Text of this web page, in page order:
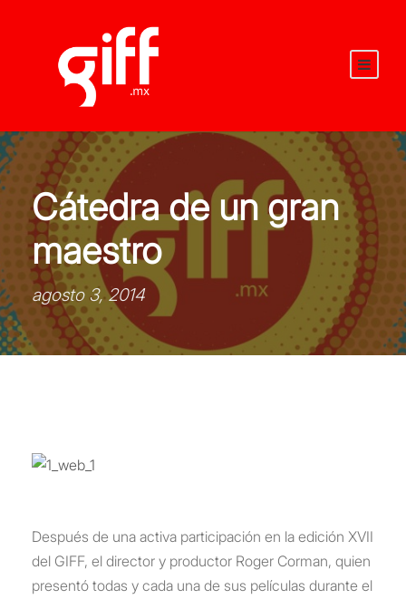
Cátedra de un gran
maestro
agosto 3, 2014
Después de una activa participación en la edición XVII
del GIFF, el director y productor Roger Corman, quien
presentó todas y cada una de sus películas durante el